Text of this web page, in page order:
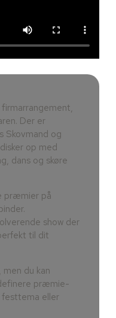
Der er
Skovmand og
op med
dans og skøre
præmier på
show der
til dit
du kan
præmie-
festtema eller